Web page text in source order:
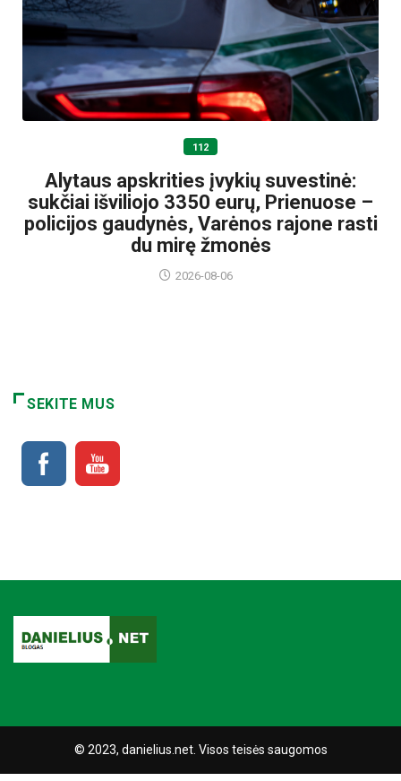
112
Alytaus apskrities įvykių suvestinė:
sukčiai išviliojo 3350 eurų, Prienuose –
policijos gaudynės, Varėnos rajone rasti
du mirę žmonės
2026-08-06
SEKITE MUS
© 2023, danielius.net. Visos teisės saugomos